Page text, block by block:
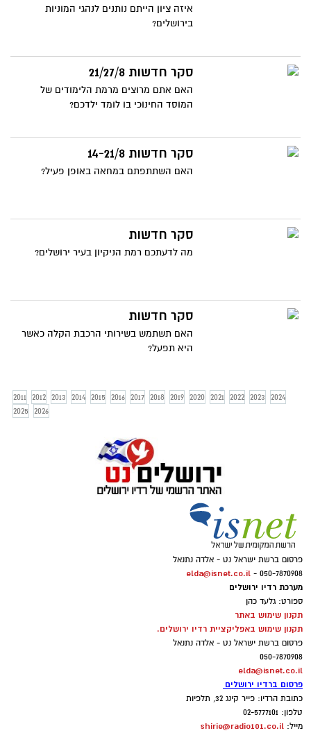
איזה ציון הייתם נותנים לנהגי המוניות
בירושלים?
סקר חדשות 21/27/8
האם אתם מרוצים מרמת הלימודים של
המוסד החינוכי בו לומד ילדכם?
סקר חדשות 14-21/8
האם השתתפתם במחאה באופן פעיל?
סקר חדשות
מה לדעתכם רמת הניקיון בעיר ירושלים?
סקר חדשות
האם תשתמש בשירותי הרכבת הקלה כאשר
היא תפעל?
2011 2012 2013 2014 2015 2016 2017 2018 2019 2020 2021 2022 2023
2024
2025
2026
פרסום ברשת ישראל נט - אלדה נתנאל
050-7870908 -
elda@isnet.co.il
מערכת רדיו ירושלים
ספורט: גלעד כהן
תקנון שימוש באתר
תקנון שימוש באפליקציית רדיו ירושלים.
פרסום ברשת ישראל נט - אלדה נתנאל
050-7870908
elda@isnet.co.il
פרסום ברדיו ירושלים
כתובת הרדיו: פייר קינג 32, תלפיות
טלפון: 02-5777101
מייל: shirie@radio101.co.il